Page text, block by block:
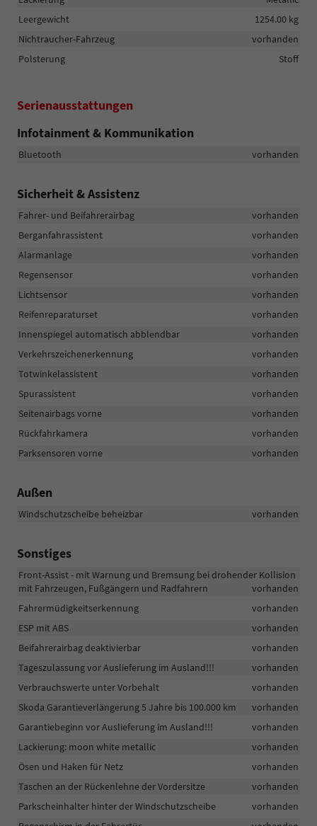
Leergewicht
1254.00 kg
Nichtraucher-Fahrzeug
vorhanden
Polsterung
Stoff
Serienausstattungen
Infotainment & Kommunikation
Bluetooth vorhanden
Sicherheit & Assistenz
Fahrer- und Beifahrerairbag
vorhanden
Berganfahrassistent
vorhanden
Alarmanlage
vorhanden
Regensensor
vorhanden
Lichtsensor
vorhanden
Reifenreparaturset
vorhanden
Innenspiegel automatisch abblendbar
vorhanden
Verkehrszeichenerkennung
vorhanden
Totwinkelassistent
vorhanden
Spurassistent
vorhanden
Seitenairbags vorne
vorhanden
Rückfahrkamera
vorhanden
Parksensoren vorne
vorhanden
Außen
Windschutzscheibe beheizbar vorhanden
Sonstiges
Front-Assist - mit Warnung und Bremsung bei drohender Kollision
mit Fahrzeugen, Fußgängern und Radfahrern
vorhanden
Fahrermüdigkeitserkennung
vorhanden
ESP mit ABS
vorhanden
Beifahrerairbag deaktivierbar
vorhanden
Tageszulassung vor Auslieferung im Ausland!!!
vorhanden
Verbrauchswerte unter Vorbehalt
vorhanden
Skoda Garantieverlängerung 5 Jahre bis 100.000 km
vorhanden
Garantiebeginn vor Auslieferung im Ausland!!!
vorhanden
Lackierung: moon white metallic
vorhanden
Ösen und Haken für Netz
vorhanden
Taschen an der Rückenlehne der Vordersitze
vorhanden
Parkscheinhalter hinter der Windschutzscheibe
vorhanden